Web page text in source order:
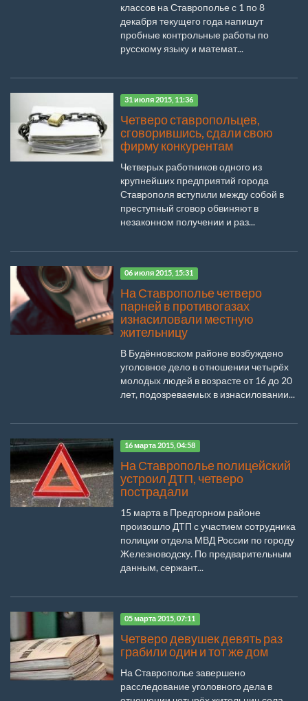
классов на Ставрополье с 1 по 8
декабря текущего года напишут
пробные контрольные работы по
русскому языку и математ...
31 июля 2015, 11:36
Четверо ставропольцев,
сговорившись, сдали свою
фирму конкурентам
Четверых работников одного из
крупнейших предприятий города
Ставрополя вступили между собой в
преступный сговор обвиняют в
незаконном получении и раз...
06 июля 2015, 15:31
На Ставрополье четверо
парней в противогазах
изнасиловали местную
жительницу
В Будённовском районе возбуждено
уголовное дело в отношении четырёх
молодых людей в возрасте от 16 до 20
лет, подозреваемых в изнасиловании...
16 марта 2015, 04:58
На Ставрополье полицейский
устроил ДТП, четверо
пострадали
15 марта в Предгорном районе
произошло ДТП с участием сотрудника
полиции отдела МВД России по городу
Железноводску. По предварительным
данным, сержант...
05 марта 2015, 07:11
Четверо девушек девять раз
грабили один и тот же дом
На Ставрополье завершено
расследование уголовного дела в